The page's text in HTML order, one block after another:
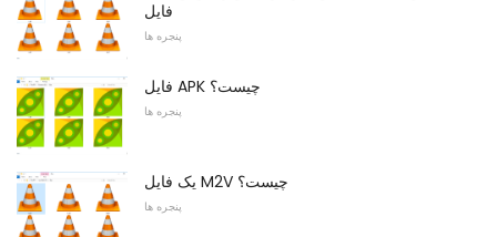
فایل
پنجره ها
فایل APK چیست؟
پنجره ها
یک فایل M2V ​​چیست؟
پنجره ها